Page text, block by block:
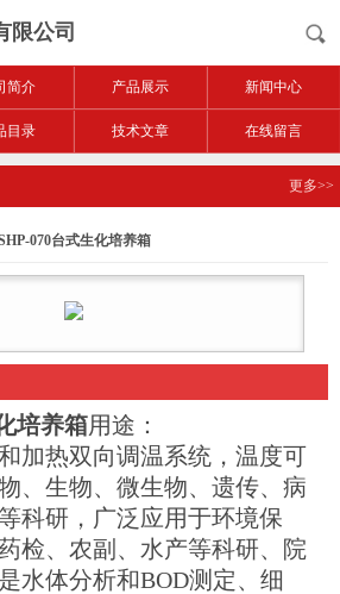
限公司
简介 产品展示 新闻中心
目录 技术文章 在线留言
更多>>
070台式生化培养箱
培养箱用途：
加热双向调温系统，温度可
、生物、微生物、遗传、病
科研，广泛应用于环境保
检、农副、水产等科研、院
水体分析和BOD测定、细